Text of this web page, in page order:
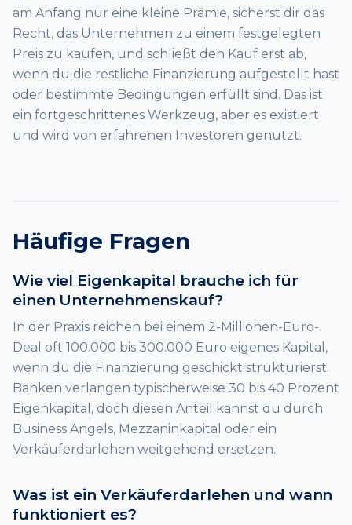
am Anfang nur eine kleine Prämie, sicherst dir das
Recht, das Unternehmen zu einem festgelegten
Preis zu kaufen, und schließt den Kauf erst ab,
wenn du die restliche Finanzierung aufgestellt hast
oder bestimmte Bedingungen erfüllt sind. Das ist
ein fortgeschrittenes Werkzeug, aber es existiert
und wird von erfahrenen Investoren genutzt.
Häufige Fragen
Wie viel Eigenkapital brauche ich für
einen Unternehmenskauf?
In der Praxis reichen bei einem 2-Millionen-Euro-
Deal oft 100.000 bis 300.000 Euro eigenes Kapital,
wenn du die Finanzierung geschickt strukturierst.
Banken verlangen typischerweise 30 bis 40 Prozent
Eigenkapital, doch diesen Anteil kannst du durch
Business Angels, Mezzaninkapital oder ein
Verkäuferdarlehen weitgehend ersetzen.
Was ist ein Verkäuferdarlehen und wann
funktioniert es?